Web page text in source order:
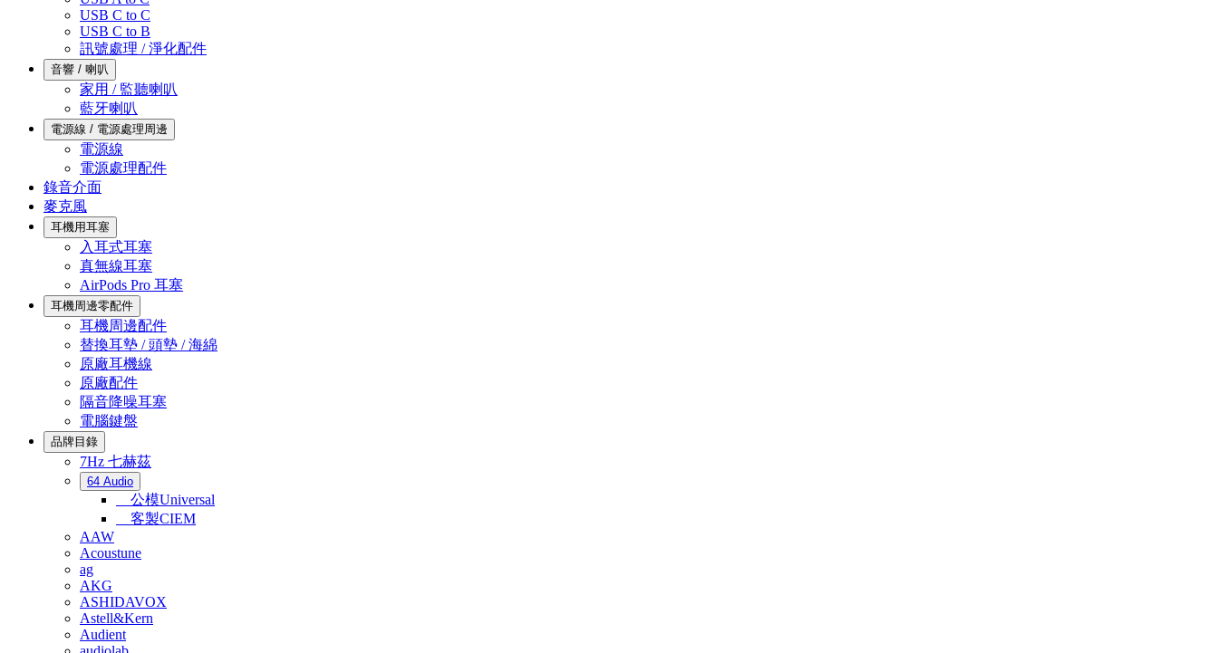
USB C to C
USB C to B
訊號處理 / 淨化配件
音響 / 喇叭
家用 / 監聽喇叭
藍牙喇叭
電源線 / 電源處理周邊
電源線
電源處理配件
錄音介面
麥克風
耳機用耳塞
入耳式耳塞
真無線耳塞
AirPods Pro 耳塞
耳機周邊零配件
耳機周邊配件
替換耳墊 / 頭墊 / 海綿
原廠耳機線
原廠配件
隔音降噪耳塞
電腦鍵盤
品牌目錄
7Hz 七赫茲
64 Audio
公模Universal
客製CIEM
AAW
Acoustune
ag
AKG
ASHIDAVOX
Astell&Kern
Audient